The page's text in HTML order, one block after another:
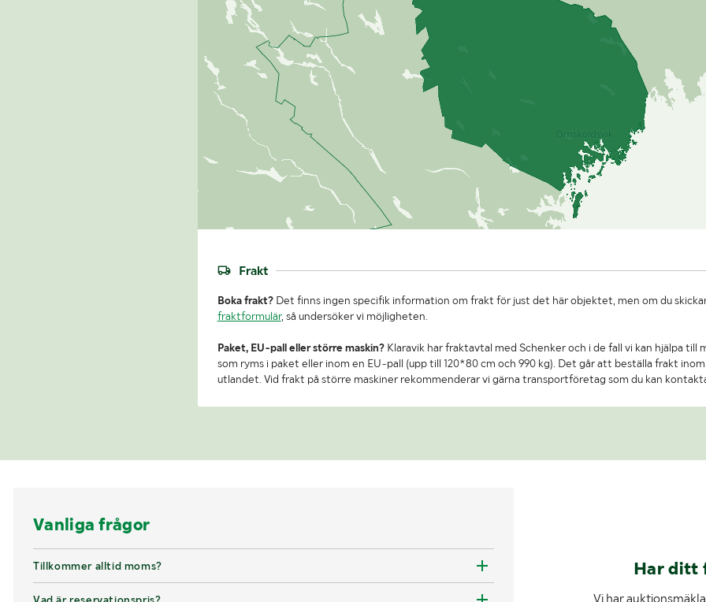
Frakt
Boka frakt?Det finns ingen specifik information om frakt för just det här objektet, men om du
fraktformulär, så undersöker vi möjligheten.
Paket, EU-pall eller större maskin?Klaravik har fraktavtal med Schenker och i de fall vi kan hjälpa till
som ryms i paket eller inom en EU-pall (upp till 120*80 cm och 990 kg). Det går att beställa frakt
utlandet. Vid frakt på större maskiner rekommenderar vi gärna transportföretag som du kan
Vanliga frågor
Tillkommer alltid moms? Har ditt
Vi har